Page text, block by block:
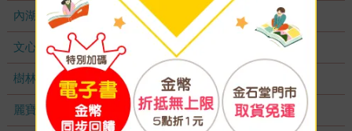
內湖大潤發 無庫存
文心店 無庫存
樹林店 無庫存
麗寶店 無庫存